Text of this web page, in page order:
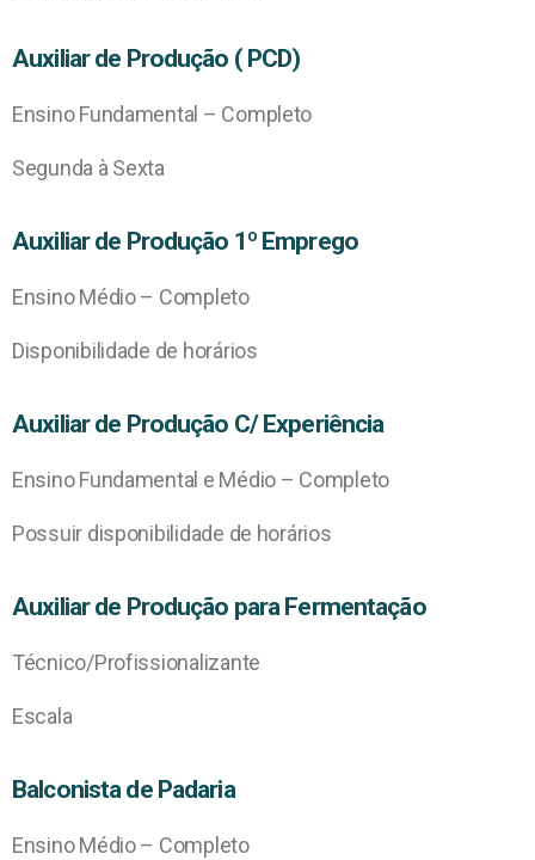
Auxiliar de Produção ( PCD)
Ensino Fundamental – Completo
Segunda à Sexta
Auxiliar de Produção 1º Emprego
Ensino Médio – Completo
Disponibilidade de horários
Auxiliar de Produção C/ Experiência
Ensino Fundamental e Médio – Completo
Possuir disponibilidade de horários
Auxiliar de Produção para Fermentação
Técnico/Profissionalizante
Escala
Balconista de Padaria
Ensino Médio – Completo